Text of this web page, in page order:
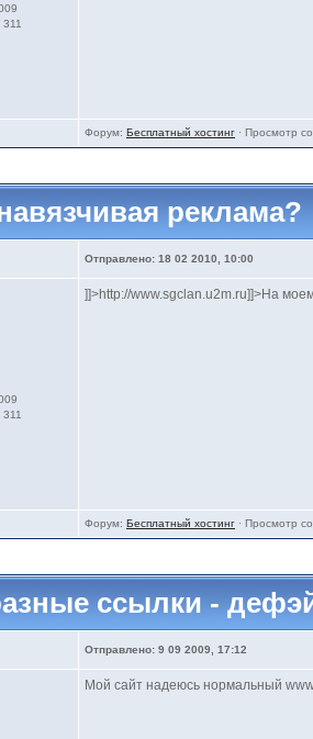
Форум: Бесплатный хостинг · Просмотр
реклама?
Отправлено: 18 02 2010, 10:00
]]>http://www.sgclan.u2m.ru]]>На
Форум: Бесплатный хостинг · Просмотр
ссылки -
Отправлено: 9 09 2009, 17:12
Мой сайт надеюсь нормальный